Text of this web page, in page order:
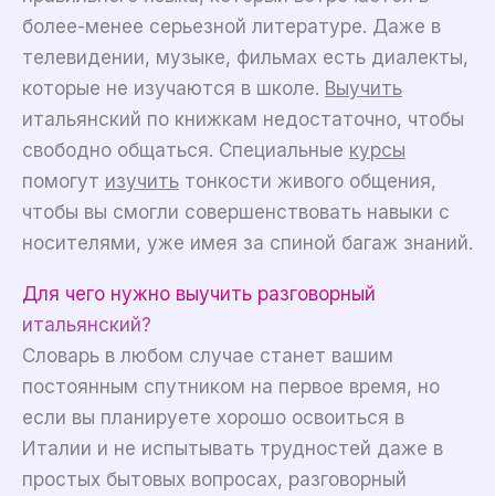
более-менее серьезной литературе. Даже в
телевидении, музыке, фильмах есть диалекты,
которые не изучаются в школе. Выучить
итальянский по книжкам недостаточно, чтобы
свободно общаться. Специальные курсы
помогут изучить тонкости живого общения,
чтобы вы смогли совершенствовать навыки с
носителями, уже имея за спиной багаж знаний.
Для чего нужно выучить разговорный
итальянский?
Словарь в любом случае станет вашим
постоянным спутником на первое время, но
если вы планируете хорошо освоиться в
Италии и не испытывать трудностей даже в
простых бытовых вопросах, разговорный